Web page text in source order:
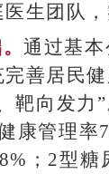
生团队
通过基
善居民
靶向发力
康管理
；2型